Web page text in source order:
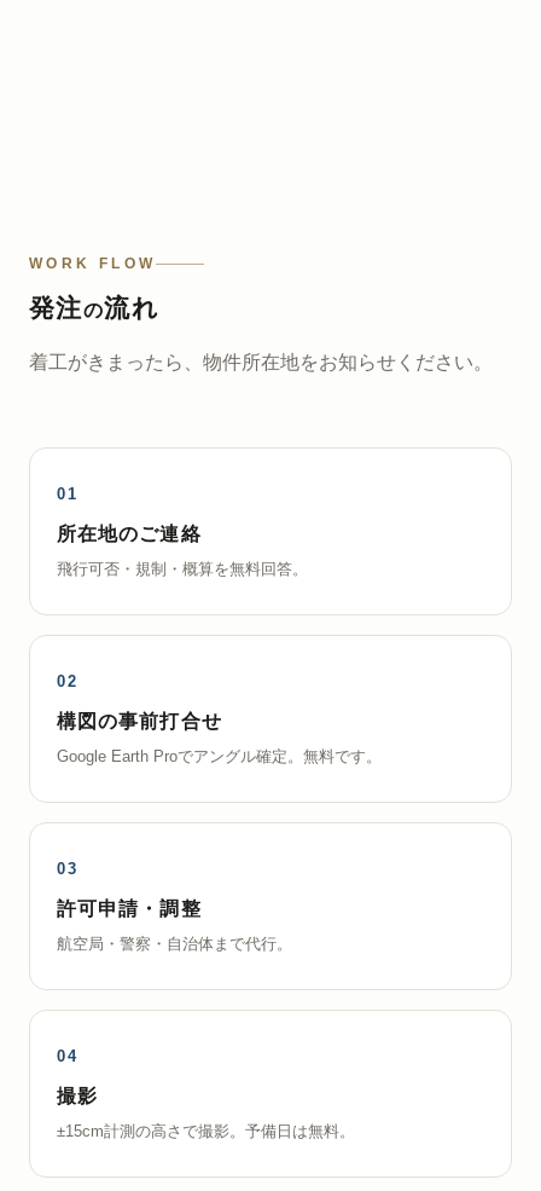
WORK FLOW
発注の流れ
着工がきまったら、物件所在地をお知らせください。
所在地のご連絡
飛行可否・規制・概算を無料回答。
構図の事前打合せ
Google Earth Proでアングル確定。無料です。
許可申請・調整
航空局・警察・自治体まで代行。
撮影
±15cm計測の高さで撮影。予備日は無料。